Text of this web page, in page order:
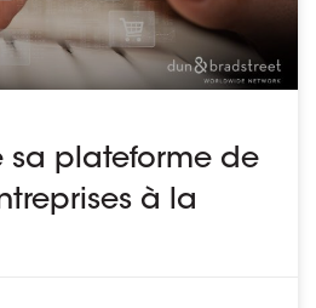
sa plateforme de
à la